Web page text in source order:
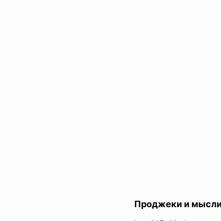
Проджеки и